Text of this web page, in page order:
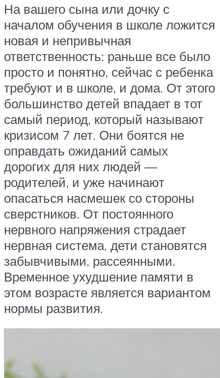
На вашего сына или дочку с
началом обучения в школе ложится
новая и непривычная
ответственность: раньше все было
просто и понятно, сейчас с ребенка
требуют и в школе, и дома. От этого
большинство детей впадает в тот
самый период, который называют
кризисом 7 лет. Они боятся не
оправдать ожиданий самых
дорогих для них людей —
родителей, и уже начинают
опасаться насмешек со стороны
сверстников. От постоянного
нервного напряжения страдает
нервная система, дети становятся
забывчивыми, рассеянными.
Временное ухудшение памяти в
этом возрасте является вариантом
нормы развития.